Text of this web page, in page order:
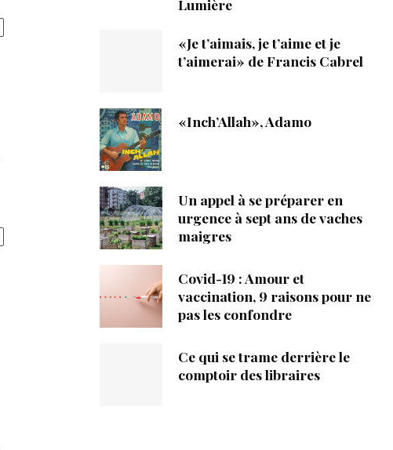
Lumière
«Je t’aimais, je t’aime et je
t’aimerai» de Francis Cabrel
«Inch’Allah», Adamo
Un appel à se préparer en
urgence à sept ans de vaches
maigres
Covid-19 : Amour et
vaccination, 9 raisons pour ne
pas les confondre
Ce qui se trame derrière le
comptoir des libraires